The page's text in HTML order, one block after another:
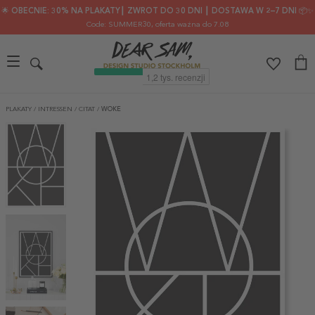
🌟 OBECNIE: 30% NA PLAKATY┃ ZWROT DO 30 DNI ┃ DOSTAWA W 2–7 DNI 📦✨
Code: SUMMER30, oferta ważna do 7.08
PLAKATY / INTRESSEN / CITAT / WOKE